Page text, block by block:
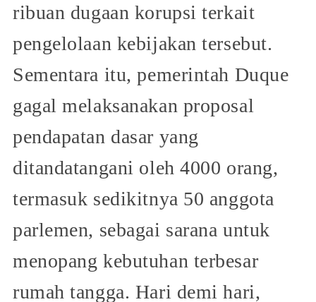
ribuan dugaan korupsi terkait
pengelolaan kebijakan tersebut.
Sementara itu, pemerintah Duque
gagal melaksanakan proposal
pendapatan dasar yang
ditandatangani oleh 4000 orang,
termasuk sedikitnya 50 anggota
parlemen, sebagai sarana untuk
menopang kebutuhan terbesar
rumah tangga. Hari demi hari,